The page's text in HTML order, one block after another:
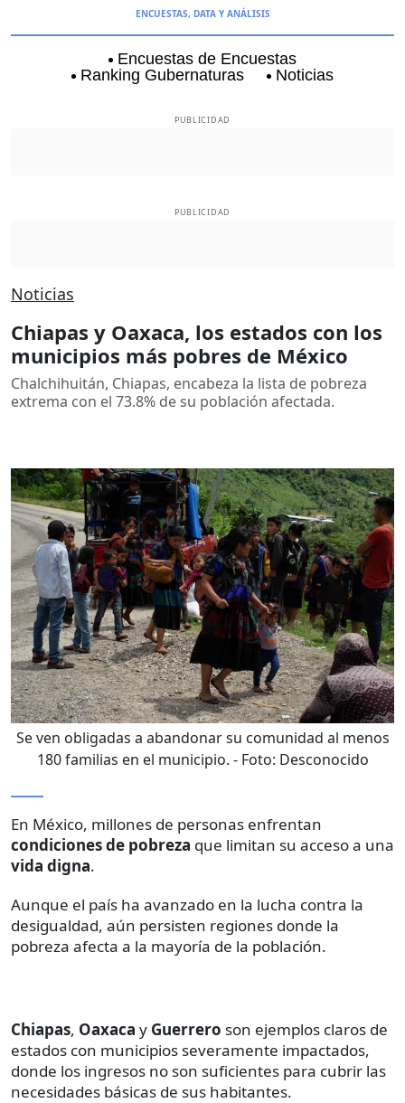
ENCUESTAS, DATA Y ANÁLISIS
Encuestas de Encuestas
Ranking Gubernaturas
Noticias
PUBLICIDAD
PUBLICIDAD
Noticias
Chiapas y Oaxaca, los estados con los
municipios más pobres de México
Chalchihuitán, Chiapas, encabeza la lista de pobreza
extrema con el 73.8% de su población afectada.
Se ven obligadas a abandonar su comunidad al menos
180 familias en el municipio. - Foto: Desconocido
En México, millones de personas enfrentan
condiciones de pobreza que limitan su acceso a una
vida digna.
Aunque el país ha avanzado en la lucha contra la
desigualdad, aún persisten regiones donde la
pobreza afecta a la mayoría de la población.
Chiapas, Oaxaca y Guerrero son ejemplos claros de
estados con municipios severamente impactados,
donde los ingresos no son suficientes para cubrir las
necesidades básicas de sus habitantes.